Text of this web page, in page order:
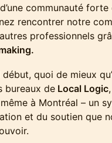
communauté forte
rencontrer notre
professionnels
quoi de mieux
bureaux de Local Logic
à Montréal – un
et du soutien que